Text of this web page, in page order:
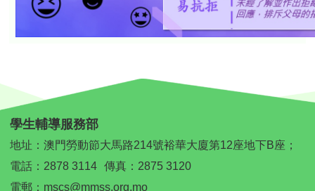
學生輔導服務部
地址：澳門勞動節大馬路214號裕華大廈第12座地下B座；
電話： 2878 3114 傳真：2875 3120
電郵： mscs@mmss.org.mo